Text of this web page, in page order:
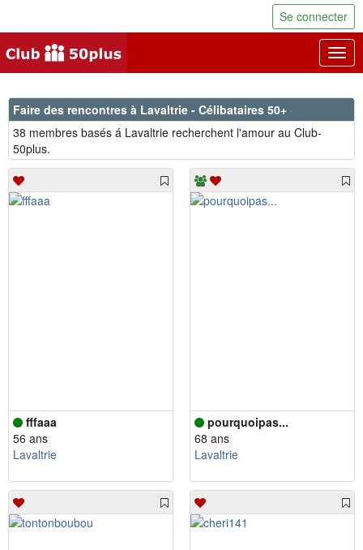
Se connecter
Faire des rencontres à Lavaltrie - Célibataires 50+
38 membres basés á Lavaltrie recherchent l'amour au Club-
50plus.
fffaaa
56 ans
Lavaltrie
pourquoipas...
68 ans
Lavaltrie